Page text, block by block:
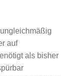
auf
als bisher